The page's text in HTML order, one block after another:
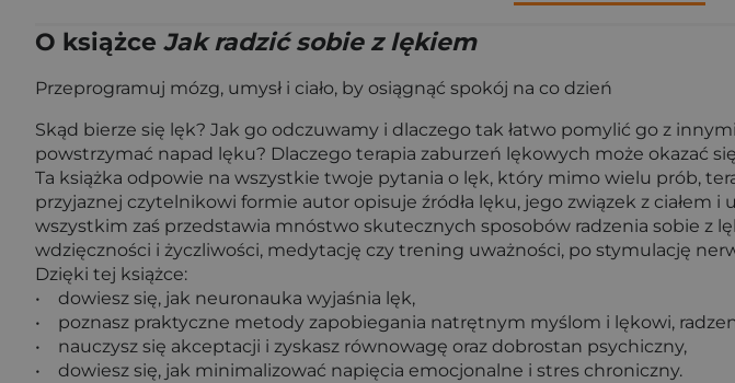
O książce Jak radzić sobie z lękiem
Przeprogramuj mózg, umysł i ciało, by osiągnąć spokój na co dzień
Skąd bierze się lęk? Jak go odczuwamy i dlaczego tak łatwo pomylić go z
powstrzymać napad lęku? Dlaczego terapia zaburzeń lękowych może okazać
Ta książka odpowie na wszystkie twoje pytania o lęk, który mimo wielu prób,
przyjaznej czytelnikowi formie autor opisuje źródła lęku, jego związek z ciałem
wszystkim zaś przedstawia mnóstwo skutecznych sposobów radzenia sobie z
wdzięczności i życzliwości, medytację czy trening uważności, po stymulację
Dzięki tej książce:
• dowiesz się, jak neuronauka wyjaśnia lęk,
• poznasz praktyczne metody zapobiegania natrętnym myślom i lękowi,
• nauczysz się akceptacji i zyskasz równowagę oraz dobrostan psychiczny,
• dowiesz się, jak minimalizować napięcia emocjonalne i stres chroniczny.